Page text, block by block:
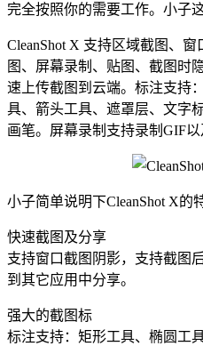
完全按照你的需要工作。小子
CleanShot X 支持区域截图、
图、屏幕录制、贴图、截图时
速上传截图到云端。标注支持
具、箭头工具、遮罩层、文字
画笔。屏幕录制支持录制GIF以
小子简单说明下CleanShot X的
快速截图及分享
支持窗口截图阴影，支持截图
到其它应用中分享。
强大的截图标
标注支持：矩形工具、椭圆工